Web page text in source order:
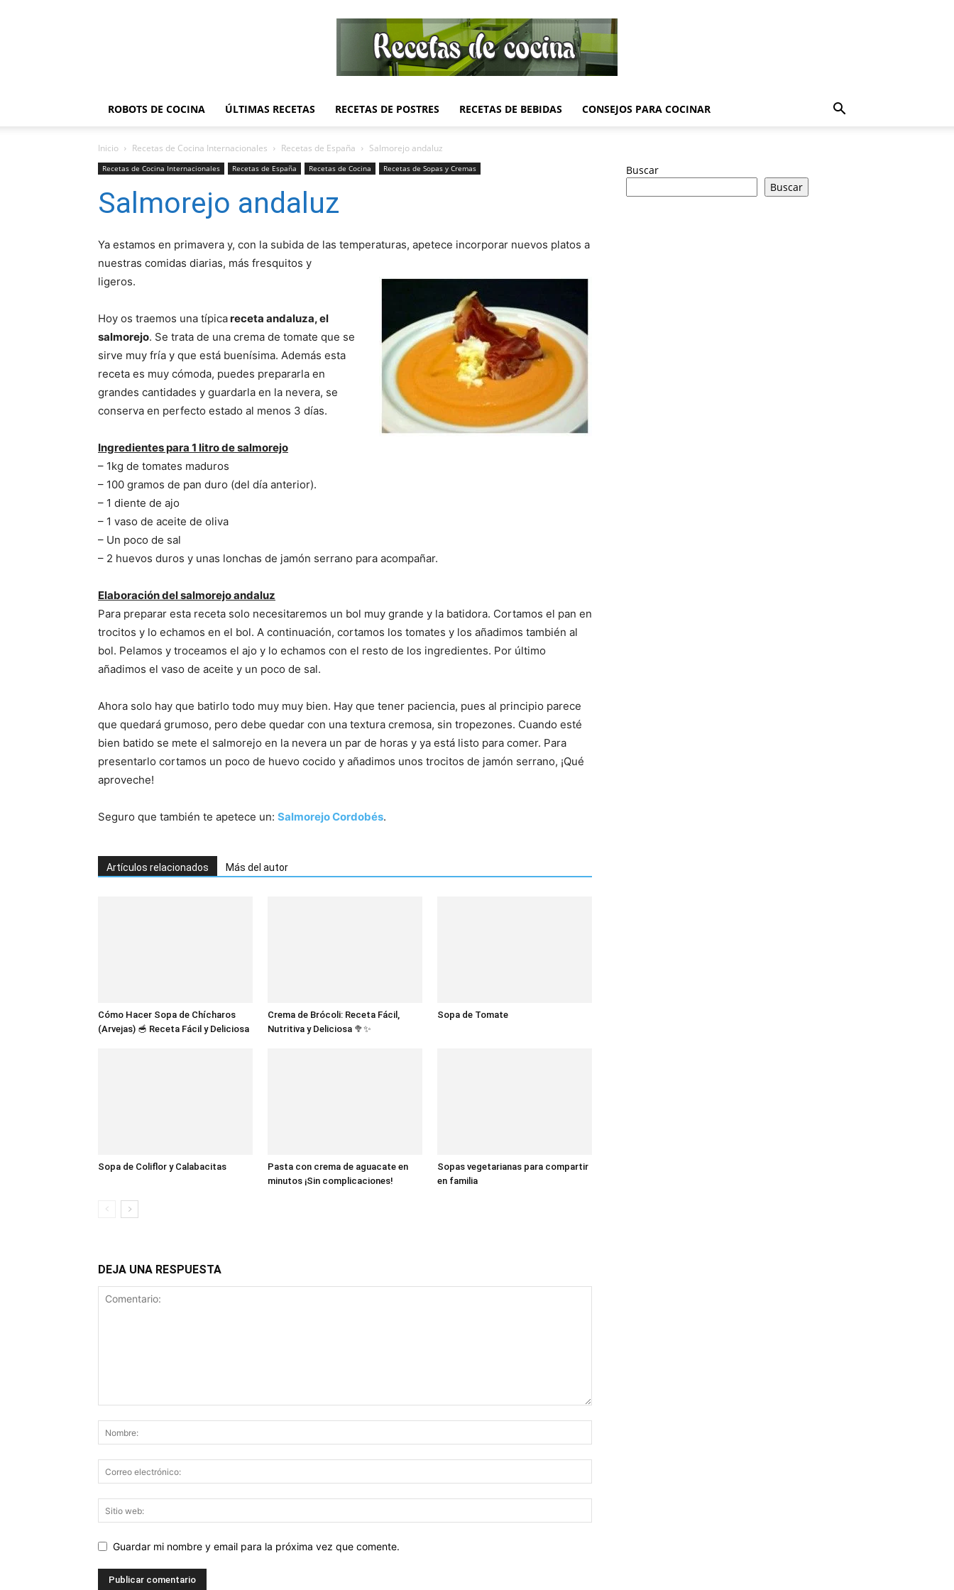
Cocina
Online
ROBOTS DE COCINA ÚLTIMAS RECETAS RECETAS DE POSTRES RECETAS DE BEBIDAS CONSEJOS PARA COCINAR
Inicio Recetas de Cocina Internacionales Recetas de España Salmorejo andaluz
Recetas de Cocina Internacionales Recetas de España Recetas de Cocina Recetas de Sopas y Cremas
Salmorejo andaluz
Ya estamos en primavera y, con la subida de las temperaturas, apetece incorporar nuevos platos a
nuestras comidas diarias, más fresquitos y
ligeros.
Hoy os traemos una típicareceta andaluza, el
salmorejo. Se trata de una crema de tomate que se
sirve muy fría y que está buenísima. Además esta
receta es muy cómoda, puedes prepararla en
grandes cantidades y guardarla en la nevera, se
conserva en perfecto estado al menos 3 días.
Ingredientes para 1 litro de salmorejo
– 1kg de tomates maduros
– 100 gramos de pan duro (del día anterior).
– 1 diente de ajo
– 1 vaso de aceite de oliva
– Un poco de sal
– 2 huevos duros y unas lonchas de jamón serrano para acompañar.
Elaboración del salmorejo andaluz
Para preparar esta receta solo necesitaremos un bol muy grande y la batidora. Cortamos el pan en
trocitos y lo echamos en el bol. A continuación, cortamos los tomates y los añadimos también al
bol. Pelamos y troceamos el ajo y lo echamos con el resto de los ingredientes. Por último
añadimos el vaso de aceite y un poco de sal.
Ahora solo hay que batirlo todo muy muy bien. Hay que tener paciencia, pues al principio parece
que quedará grumoso, pero debe quedar con una textura cremosa, sin tropezones. Cuando esté
bien batido se mete el salmorejo en la nevera un par de horas y ya está listo para comer. Para
presentarlo cortamos un poco de huevo cocido y añadimos unos trocitos de jamón serrano, ¡Qué
aproveche!
Seguro que también te apetece un: Salmorejo Cordobés.
Artículos relacionados Más del autor
Cómo Hacer Sopa de Chícharos
(Arvejas) 🥣 Receta Fácil y Deliciosa
Crema de Brócoli: Receta Fácil,
Nutritiva y Deliciosa 🥦✨
Sopa de Tomate
Sopa de Coliflor y Calabacitas
Pasta con crema de aguacate en
minutos ¡Sin complicaciones!
Sopas vegetarianas para compartir
en familia
DEJA UNA RESPUESTA
Guardar mi nombre y email para la próxima vez que comente.
Buscar
Buscar